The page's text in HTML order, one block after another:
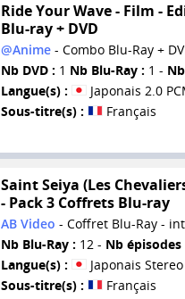
Ride Your Wave - Film -
Blu-ray + DVD
@Anime- Combo Blu-Ray +
Nb DVD : 1 Nb Blu-Ray : 1 -
Langue(s) :
Japonais 2.0
Sous-titre(s) :
Français
Saint Seiya (Les
- Pack 3 Coffrets Blu-ray
AB Video - Coffret Blu-Ray -
Nb Blu-Ray : 12 - Nb épisodes
Langue(s) :
Japonais
Sous-titre(s) :
Français